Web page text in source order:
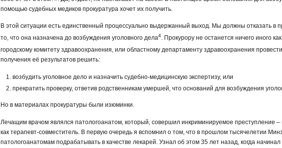
помощью судебных медиков прокуратура хочет их получить.
В этой ситуации есть единственный процессуально выдержанный выход. Мы должны отказать в
то, что она назначена до возбуждения уголовного дела4. Прокурору не останется ничего иного
городскому комитету здравоохранения, или областному департаменту здравоохранения
получения её результатов решить:
возбудить уголовное дело и назначить судебно-медицинскую экспертизу, или
прекратить проверку, ответив родственникам умершей, что оснований для возбуждения
Но в материалах прокуратуры были изюминки.
Лечащим врачом являлся патологоанатом, который, совершил инкриминируемое преступление
как терапевт-совместитель. В первую очередь я вспомнил о том, что в прошлом тысячелетии
патологоанатомам подрабатывать в качестве лекарей. Узнал об этом 35 лет назад, когда